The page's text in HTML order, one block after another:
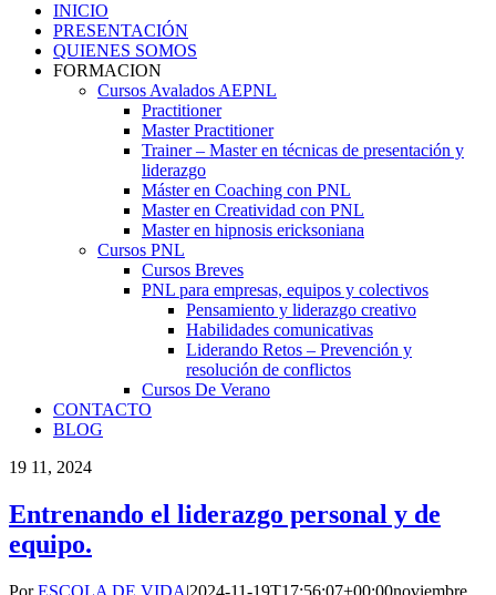
INICIO
PRESENTACIÓN
QUIENES SOMOS
FORMACION
Cursos Avalados AEPNL
Practitioner
Master Practitioner
Trainer – Master en técnicas de presentación y
liderazgo
Máster en Coaching con PNL
Master en Creatividad con PNL
Master en hipnosis ericksoniana
Cursos PNL
Cursos Breves
PNL para empresas, equipos y colectivos
Pensamiento y liderazgo creativo
Habilidades comunicativas
Liderando Retos – Prevención y
resolución de conflictos
Cursos De Verano
CONTACTO
BLOG
19 11, 2024
Entrenando el liderazgo personal y de
equipo.
PorESCOLA DE VIDA|2024-11-19T17:56:07+00:00noviembre